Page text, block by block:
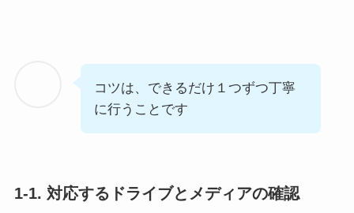
コツは、できるだけ１つずつ丁寧
に行うことです
1-1. 対応するドライブとメディアの確認